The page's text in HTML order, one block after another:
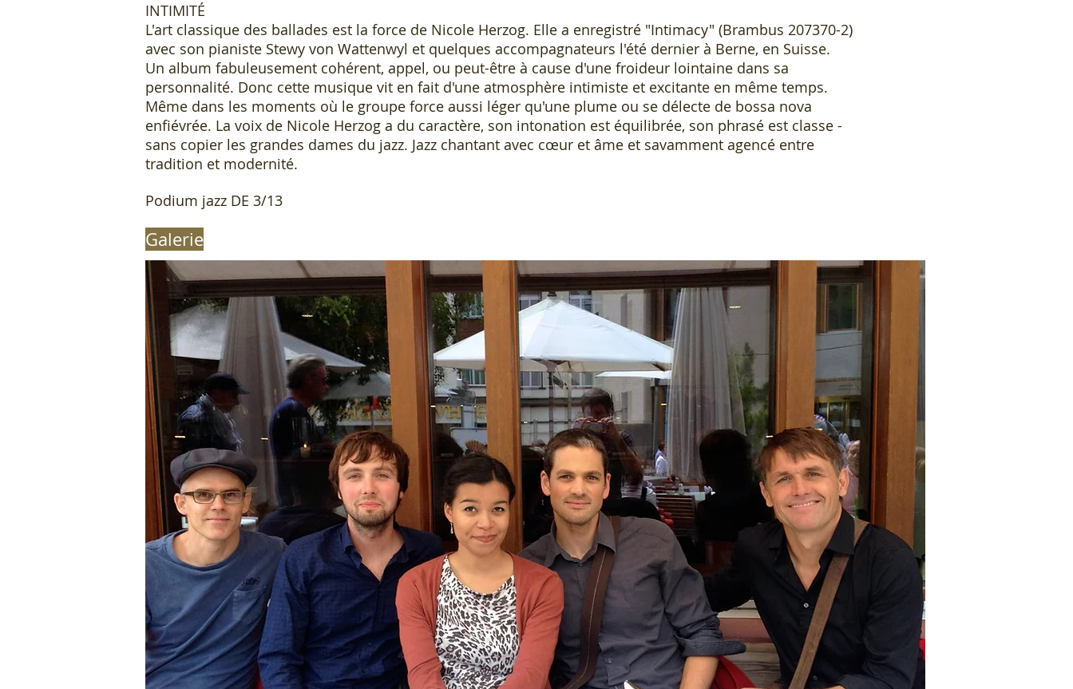
INTIMITÉ
L'art classique des ballades est la force de Nicole Herzog. Elle a enregistré "Intimacy" (Brambus 207370-2)
avec son pianiste Stewy von Wattenwyl et quelques accompagnateurs l'été dernier à Berne, en Suisse.
Un album fabuleusement cohérent, appel, ou peut-être à cause d'une froideur lointaine dans sa
personnalité. Donc cette musique vit en fait d'une atmosphère intimiste et excitante en même temps.
Même dans les moments où le groupe force aussi léger qu'une plume ou se délecte de bossa nova
enfiévrée. La voix de Nicole Herzog a du caractère, son intonation est équilibrée, son phrasé est classe -
sans copier les grandes dames du jazz. Jazz chantant avec cœur et âme et savamment agencé entre
tradition et modernité.
Podium jazz DE 3/13
Galerie